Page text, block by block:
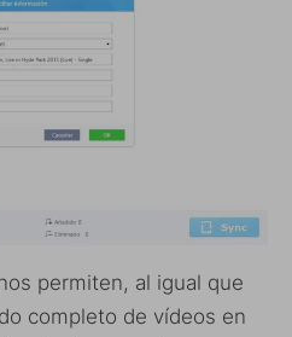
permiten, al igual que
completo de vídeos en